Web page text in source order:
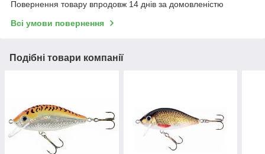
Повернення товару впродовж 14 днів за домовленістю
Всі умови повернення
Подібні товари компанії